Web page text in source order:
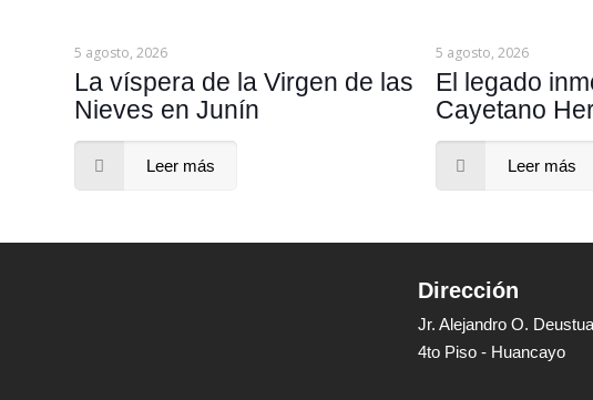
5 agosto, 2026
La víspera de la Virgen de las
Nieves en Junín
Leer más
5 agosto, 2026
El legado
Cayetano
Leer más
Dirección
Jr. Alejandro O.
4to Piso - Huancayo